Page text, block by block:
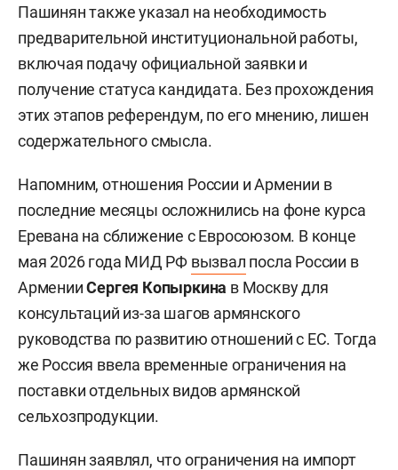
Пашинян также указал на необходимость
предварительной институциональной работы,
включая подачу официальной заявки и
получение статуса кандидата. Без прохождения
этих этапов референдум, по его мнению, лишен
содержательного смысла.
Напомним, отношения России и Армении в
последние месяцы осложнились на фоне курса
Еревана на сближение с Евросоюзом. В конце
мая 2026 года МИД РФ вызвал посла России в
АрменииСергея Копыркина в Москву для
консультаций из-за шагов армянского
руководства по развитию отношений с ЕС. Тогда
же Россия ввела временные ограничения на
поставки отдельных видов армянской
сельхозпродукции.
Пашинянзаявлял, что ограничения на импорт